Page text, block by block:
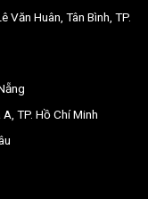
Văn Huân, Tân Bình, TP.
TP. Hồ Chí Minh